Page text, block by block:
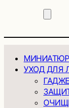
УХОД ДЛЯ